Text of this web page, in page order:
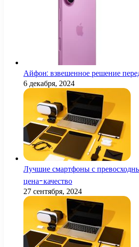
Айфон: взвешенное решение
6 декабря, 2024
Лучшие смартфоны с
цена-качество
27 сентября, 2024